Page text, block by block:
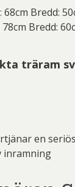
Bredd:
Bredd:
träram
en
inramning